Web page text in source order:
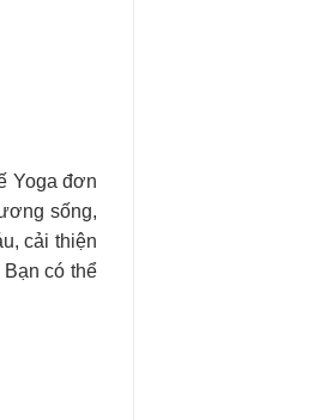
Yoga đơn
sống,
cải thiện
có thể